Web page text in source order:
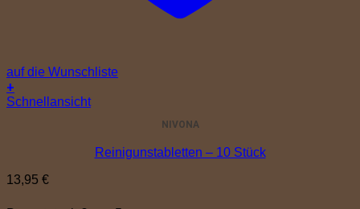
auf die Wunschliste
+
Schnellansicht
Reinigunstabletten – 10 Stück
NIVONA
13,95 €